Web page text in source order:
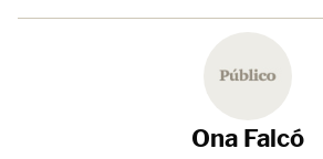
Ona Falcó